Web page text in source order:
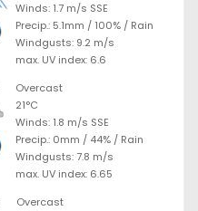
Winds: 1.7 m/s SSE
Precip.: 5.1mm / 100% / Rain
Windgusts: 9.2 m/s
max. UV index: 6.6
Overcast
21°C
Winds: 1.8 m/s SSE
Precip.: 0mm / 44% / Rain
Windgusts: 7.8 m/s
max. UV index: 6.65
Overcast